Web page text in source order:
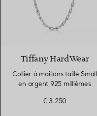
Tiffany HardWear
Collier à maillons taille Small
en argent 925 millièmes
€ 3.250